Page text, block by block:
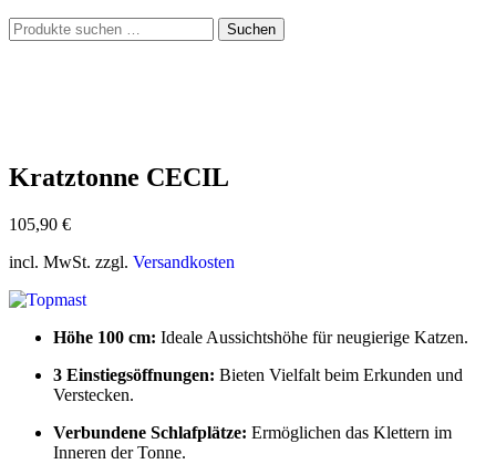
Suchen
nach:
Suchen
Kratztonne CECIL
105,90 €
incl. MwSt. zzgl. Versandkosten
Höhe 100 cm: Ideale Aussichtshöhe für neugierige Katzen.
3 Einstiegsöffnungen: Bieten Vielfalt beim Erkunden und
Verstecken.
Verbundene Schlafplätze: Ermöglichen das Klettern im
Inneren der Tonne.